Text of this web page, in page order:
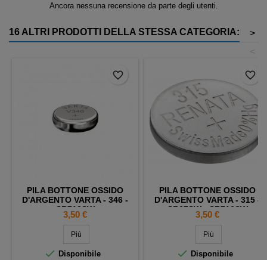
Ancora nessuna recensione da parte degli utenti.
16 ALTRI PRODOTTI DELLA STESSA CATEGORIA:
>
<
PILA BOTTONE OSSIDO
D'ARGENTO VARTA - 346 -
SR712SW
Prezzo
3,50 €
Più
 Disponibile
favorite_border
PILA BOTTONE OSSIDO
D'ARGENTO VARTA - 315 -
SR67SW - SR716SW
Prezzo
3,50 €
Più
 Disponibile
favorite_border